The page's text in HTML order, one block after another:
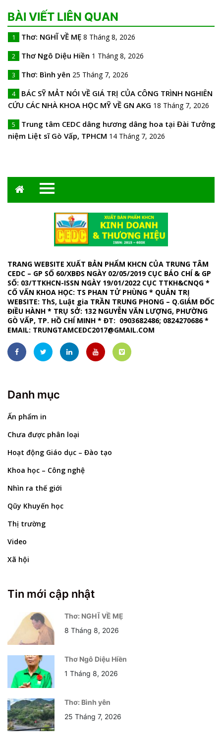
BÀI VIẾT LIÊN QUAN
1 Thơ: NGHĨ VỀ MẸ 8 Tháng 8, 2026
2 Thơ Ngô Diệu Hiền 1 Tháng 8, 2026
3 Thơ: Bình yên 25 Tháng 7, 2026
4
BÁC SỸ MẢT NÓI VỀ GIÁ TRỊ CỦA CÔNG TRÌNH NGHIÊN
CỨU CÁC NHÀ KHOA HỌC MỸ VỀ GN AKG 18 Tháng 7, 2026
5
Trung tâm CEDC dâng hương dâng hoa tại Đài Tưởng
niệm Liệt sĩ Gò Vấp, TPHCM 14 Tháng 7, 2026
TRANG WEBSITE XUẤT BẢN PHẨM KHCN CỦA TRUNG TÂM
CEDC – GP SỐ 60/XBĐS NGÀY 02/05/2019 CỤC BÁO CHÍ & GP
SỐ: 03/TTKHCN-ISSN NGÀY 19/01/2022 CỤC TTKH&CNQG *
CỐ VẤN KHOA HỌC: TS PHAN TỬ PHÙNG * QUẢN TRỊ
WEBSITE: ThS, Luật gia TRẦN TRUNG PHONG – Q.GIÁM ĐỐC
ĐIỀU HÀNH * TRỤ SỞ: 132 NGUYỄN VĂN LƯỢNG, PHƯỜNG
GÒ VẤP, TP. HỒ CHÍ MINH * ĐT: 0903682486; 0824270686*
EMAIL: TRUNGTAMCEDC2017@GMAIL.COM
Danh mục
Ấn phẩm in
Chưa được phân loại
Hoạt động Giáo dục – Đào tạo
Khoa học – Công nghệ
Nhìn ra thế giới
Qũy Khuyến học
Thị trường
Video
Xã hội
Tin mới cập nhật
Thơ: NGHĨ VỀ MẸ
8 Tháng 8, 2026
Thơ Ngô Diệu Hiền
1 Tháng 8, 2026
Thơ: Bình yên
25 Tháng 7, 2026